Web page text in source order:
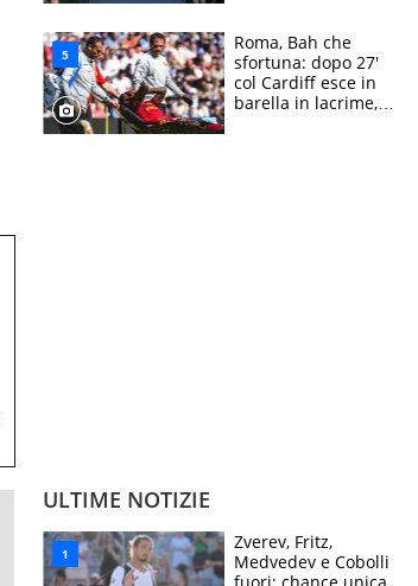
Roma, Bah che
sfortuna: dopo 27'
col Cardiff esce in
barella in lacrime,
ULTIME NOTIZIE
Zverev, Fritz,
Medvedev e Cobolli